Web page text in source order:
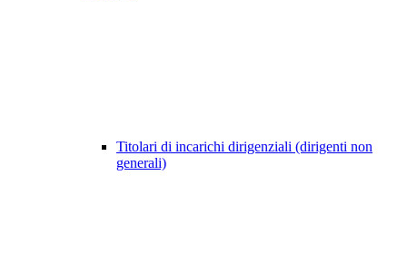
Titolari di incarichi dirigenziali (dirigenti non
generali)